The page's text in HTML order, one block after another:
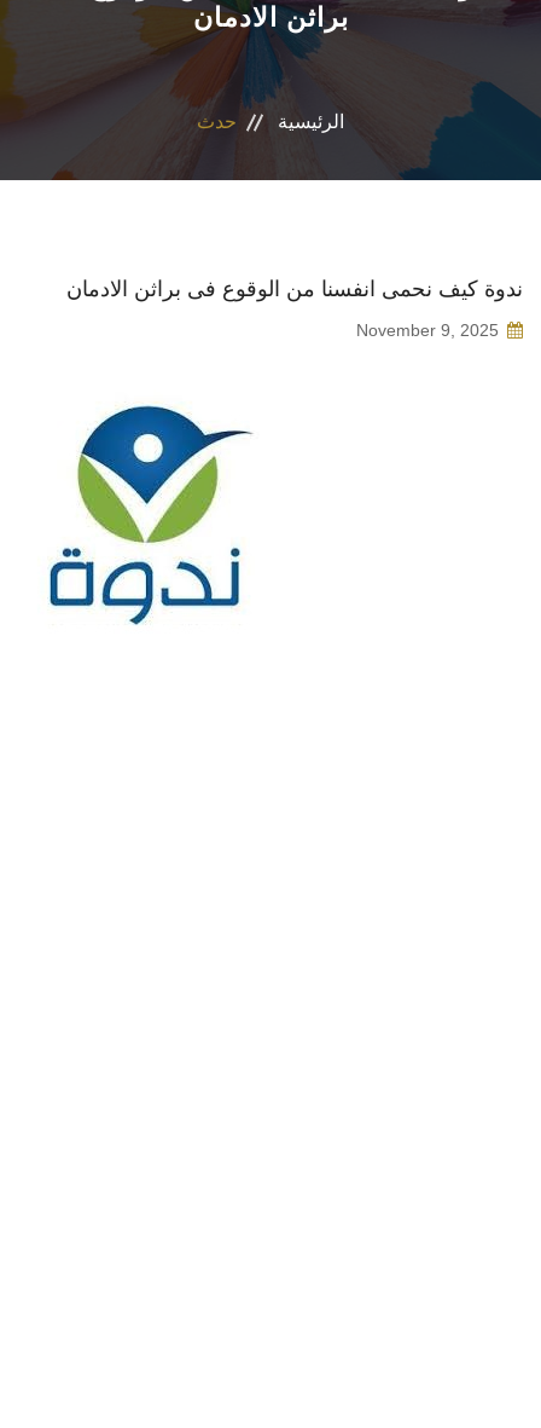
المراكز والوحدات
البرامج الدراسية
براثن الادمان
الرئيسية حدث
ندوة كيف نحمى انفسنا من الوقوع فى براثن الادمان
November 9, 2025